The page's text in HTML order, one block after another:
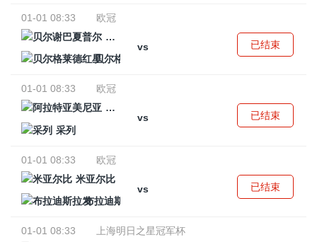
01-01 08:33
欧冠
贝尔谢巴夏普尔
vs
贝尔格莱德红星
已结束
01-01 08:33
欧冠
阿拉特亚美尼亚
vs
采列
已结束
01-01 08:33
欧冠
米亚尔比
vs
布拉迪斯拉发
已结束
01-01 08:33
上海明日之星冠军杯